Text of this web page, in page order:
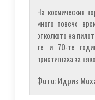
На космическия
много повече
отколкото на
те и 70-те
пристигнаха за
Фото: Идриз